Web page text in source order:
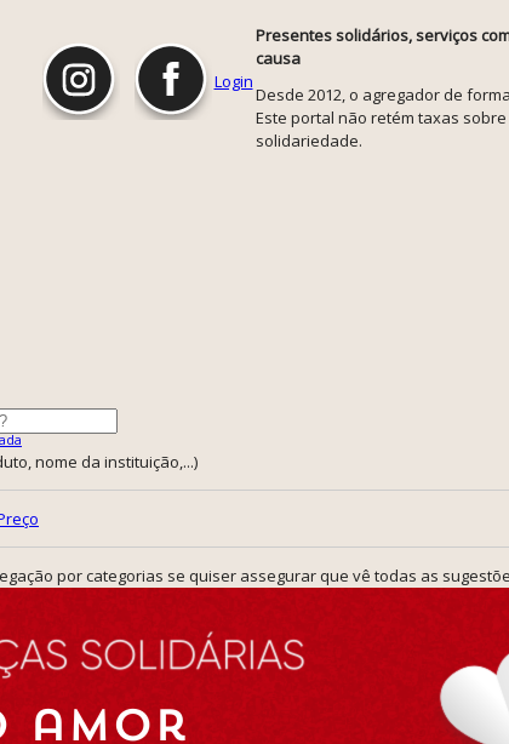
Login
Presentes solidários, serviços
causa
Desde 2012, o agregador de
Este portal não retém taxas
solidariedade.
nome da instituição,...)
por categorias se quiser assegurar que vê todas as